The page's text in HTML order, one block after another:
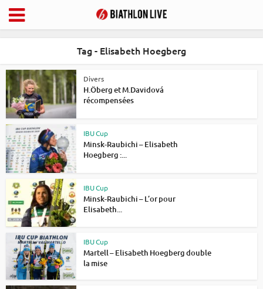
Tag - Elisabeth Hoegberg
Divers
H.Öberg et M.Davidová
récompensées
IBU Cup
Minsk-Raubichi – Elisabeth
Hoegberg :...
IBU Cup
Minsk-Raubichi – L’or pour
Elisabeth...
IBU Cup
Martell – Elisabeth Hoegberg double
la mise